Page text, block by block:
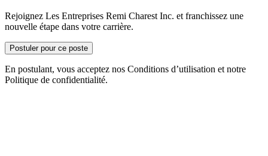
Rejoignez Les Entreprises Remi Charest Inc. et franchissez une
nouvelle étape dans votre carrière.
Postuler pour ce poste
En postulant, vous acceptez nos Conditions d’utilisation et notre
Politique de confidentialité.